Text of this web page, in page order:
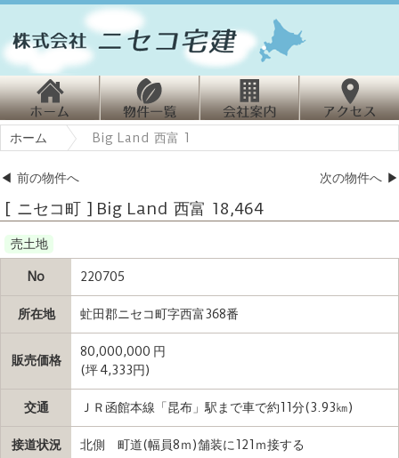
ホ
ーム
物
件情報
会
ホーム Big Land 西富 1
◀ 前の物件へ 次の物件へ ▶
[ ニセコ町 ] Big Land 西富 18,464
売土地
No 220705
所在地 虻田郡ニセコ町字西富368番
販売価格
80,000,000 円
(坪 4,333円)
交通 ＪＲ函館本線「昆布」駅まで車で約11分(3.93㎞)
接道状況 北側 町道(幅員8ｍ)舗装に121ｍ接する